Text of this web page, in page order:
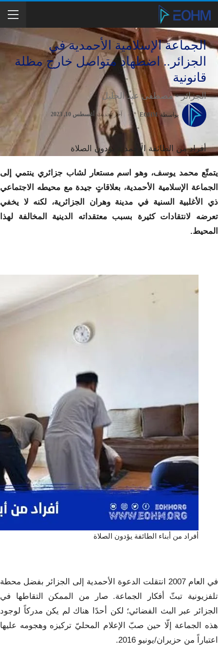
الجماعة الإسلامية الأحمدية في
الجزائر.. اضطهاد متواصل خارج مظلة
قانونية
الجزائر - مصطفى عبد الجليل
بواسطة EOHM آخر تحديث أغسطس 10, 2023
أفراد من الطائفة الأحمدية يؤدون الصلاة
يتمتّع محمد يوسف، وهو اسم مستعار لشاب جزائري ينتمي إلى
الجماعة الإسلامية الأحمدية، بعلاقاتٍ جيدة مع محيطه الاجتماعي
ذي الأغلبية السنية في مدينة وهران الجزائرية، لكنه لا يخفي
تعرضه لانتقادات كثيرة بسبب معتقداته الدينية المخالفة لهذا
المحيط.
أفراد من أبناء الطائفة يؤدون الصلاة
في العام 2007 انتقلت الدعوة الأحمدية إلى الجزائر بفضل محطة
تلفزيونية تبثّ أفكار الجماعة. صار من الممكن التقاطها في
الجزائر عبر البث الفضائي؛ لكن أحدًا هناك لم يكن مدركاً لوجود
هذه الجماعة إلّا حين صبّ الإعلام المحليّ تركيزه وهجومه عليها
اعتباراً من حزيران/يونيو 2016.